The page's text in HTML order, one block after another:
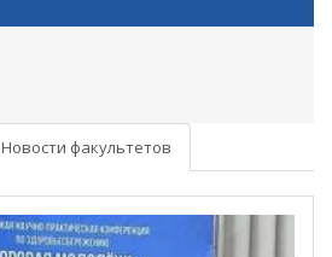
Новости факультетов